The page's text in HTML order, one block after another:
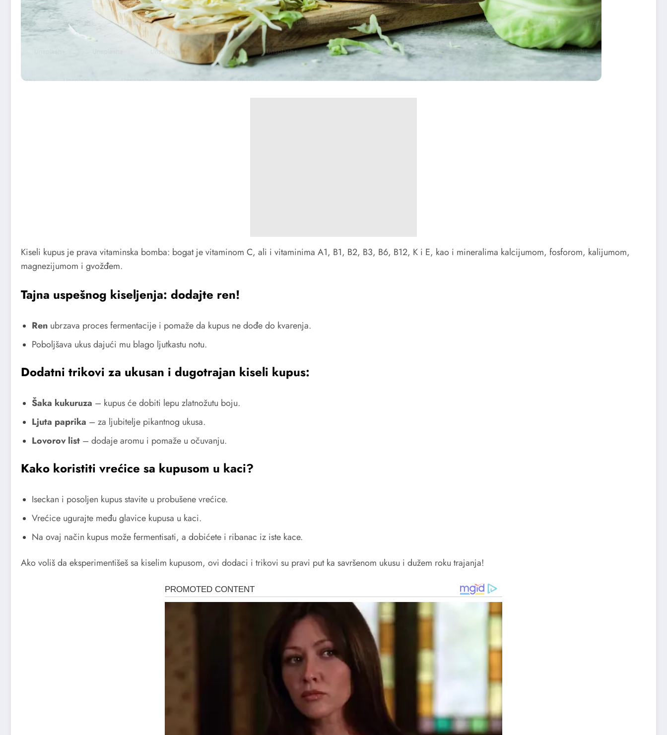
Kiseli kupus je prava vitaminska bomba: bogat je vitaminom C, ali i vitaminima A1, B1, B2, B3, B6, B12, K i E, kao i mineralima kalcijumom, fosforom, kalijumom,
magnezijumom i gvožđem.
Tajna uspešnog kiseljenja: dodajte ren!
Ren ubrzava proces fermentacije i pomaže da kupus ne dođe do kvarenja.
Poboljšava ukus dajući mu blago ljutkastu notu.
Dodatni trikovi za ukusan i dugotrajan kiseli kupus:
Šaka kukuruza – kupus će dobiti lepu zlatnožutu boju.
Ljuta paprika – za ljubitelje pikantnog ukusa.
Lovorov list – dodaje aromu i pomaže u očuvanju.
Kako koristiti vrećice sa kupusom u kaci?
Iseckan i posoljen kupus stavite u probušene vrećice.
Vrećice ugurajte među glavice kupusa u kaci.
Na ovaj način kupus može fermentisati, a dobićete i ribanac iz iste kace.
Ako voliš da eksperimentišeš sa kiselim kupusom, ovi dodaci i trikovi su pravi put ka savršenom ukusu i dužem roku trajanja!